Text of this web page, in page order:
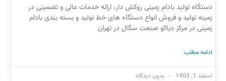
دستگاه تولید بادام زمینی روکش دار، ارائه خدمات عالی و تضمینی در
زمینه تولید و فروش انواع دستگاه های خط تولید و بسته بندی بادام
زمینی در مرکز دیاکو صنعت سگال در تهران
ادامه مطلب
اسفند 1, 1403 بدون دیدگاه